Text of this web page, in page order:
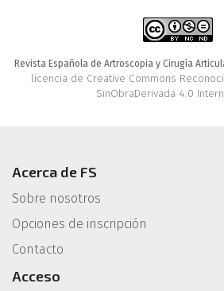
Revista Española de Artroscopia y Cirugía
licencia de Creative Commons
SinObraDerivada 4.0
Acerca de FS
Sobre nosotros
Opciones de inscripción
Contacto
Acceso